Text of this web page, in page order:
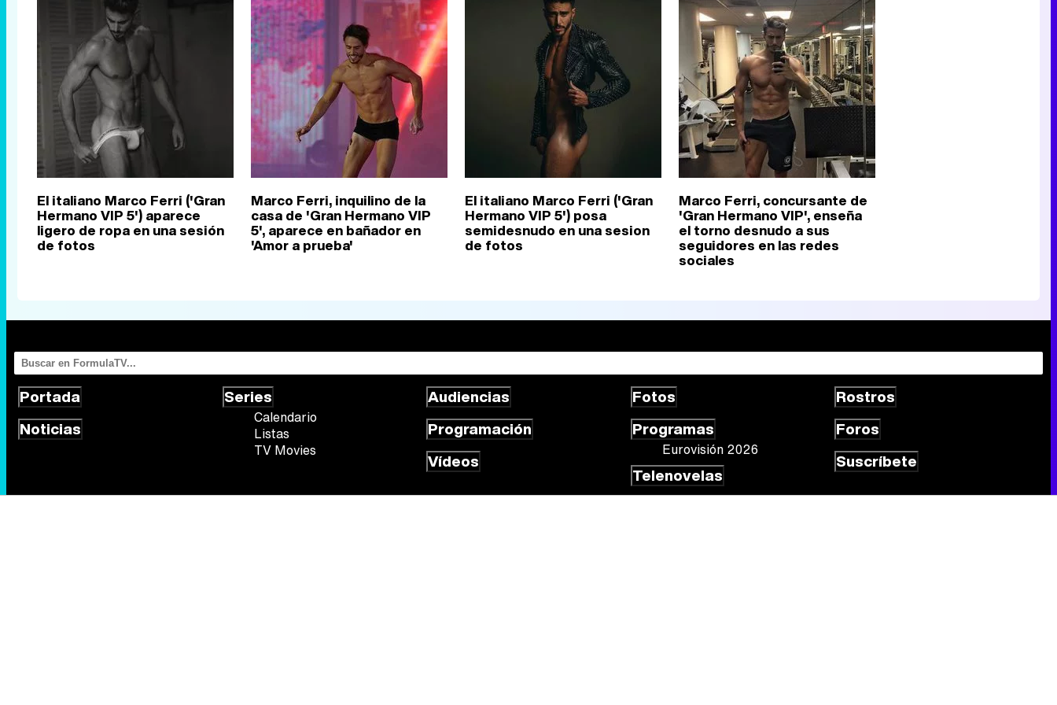
Tráiler de la tercera temporada de 'The Walking Dead: Dead City' de AMC+
Canción ganadora de Eurovisión 2026: DARA con "Bangaranga" por Bulgaria
El italiano Marco Ferri ('Gran
Hermano VIP 5') aparece
ligero de ropa en una sesión
de fotos
Marco Ferri, inquilino de la
casa de 'Gran Hermano VIP
5', aparece en bañador en
'Amor a prueba'
El italiano Marco Ferri ('Gran
Hermano VIP 5') posa
semidesnudo en una sesion
de fotos
Marco Ferri, concursante de
'Gran Hermano VIP', enseña
el torno desnudo a sus
seguidores en las redes
sociales
Portada
Noticias
Series
Calendario
Listas
TV Movies
Audiencias
Programación
Vídeos
Fotos
Programas
Eurovisión 2026
Telenovelas
Rostros
Foros
Suscríbete